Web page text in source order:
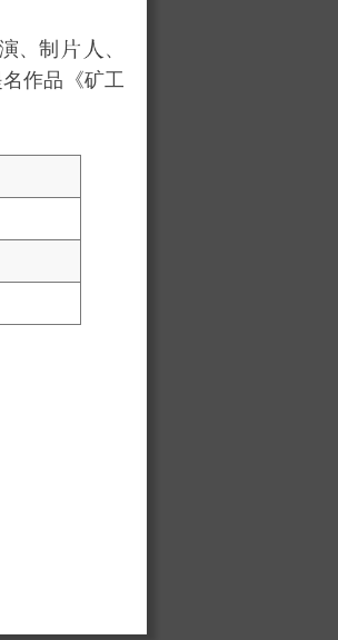
演、制
、
作品《矿工